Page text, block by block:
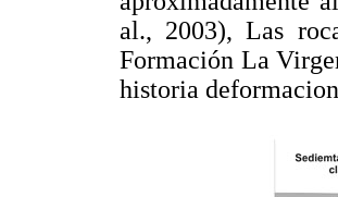
al., 2003), Las
Formación La
historia